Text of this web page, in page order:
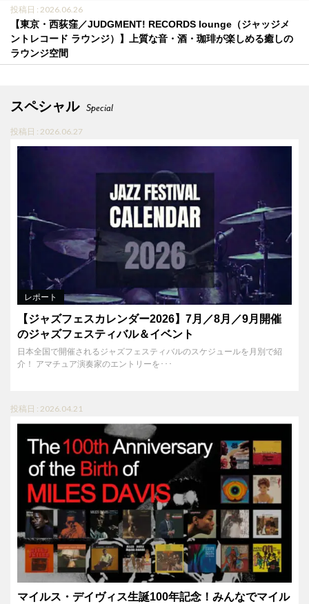
投稿日 : 2026.06.26
【東京・西荻窪／JUDGMENT! RECORDS lounge（ジャッジメ
ントレコード ラウンジ）】上質な音・酒・珈琲が楽しめる癒しの
ラウンジ空間
スペシャル Special
投稿日 : 2026.06.27
レポート
【ジャズフェスカレンダー2026】7月／8月／9月開催
のジャズフェスティバル＆イベント
日本全国で開催されるジャズフェスティバルのスケジュールを月別で紹
介！ アマチュア演奏家のエントリーを･･･
投稿日 : 2026.04.21
マイルス・デイヴィス生誕100年記念！みんなでマイル